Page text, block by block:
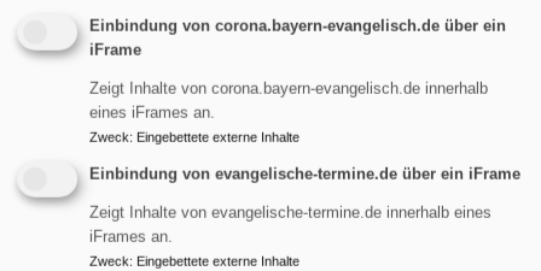
Di, 11.8. 12 Uhr
Bergandacht auf dem Zugspitzplatt
Pfarrer Gottfried von Segnitz
Garmisch-Partenkirchen
Kapelle Maria Heimsuchung auf der
Zugspitze
Einbindung von corona.bayern-evangelisch.de über ein
iFrame
Zeigt Inhalte von corona.bayern-evangelisch.de innerhalb
eines iFrames an.
Zweck: Eingebettete externe Inhalte
Einbindung von evangelische-termine.de über ein iFrame
Zeigt Inhalte von evangelische-termine.de innerhalb eines
iFrames an.
Zweck: Eingebettete externe Inhalte